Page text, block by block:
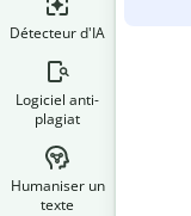
Détecteur d'IA
Logiciel anti-
plagiat
Humaniser un
texte